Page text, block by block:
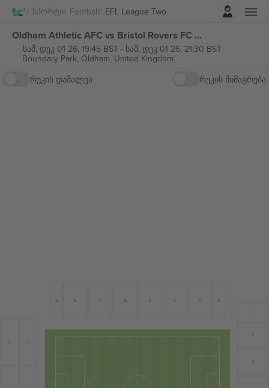
Სპორტი Football EFL League Twoშესვლა
Oldham Athletic AFC vs Bristol Rovers FC EFL League Two ბილეთი
სამ, დეკ 01 26, 19:45 BST- სამ, დეკ 01 26, 21:30 BST
Boundary Park, Oldham, United Kingdom
რუკის დამალვა
რუკის მიმაგრება
G
E
D
C
A
3
2
3
3